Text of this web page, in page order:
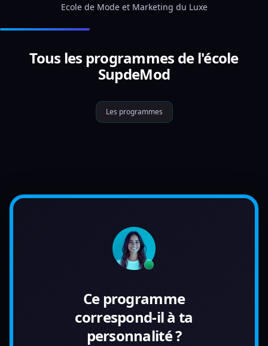
Ecole de Mode et Marketing du Luxe
Tous les programmes de l'école
SupdeMod
Les programmes
Ce programme
correspond-il à ta
personnalité ?